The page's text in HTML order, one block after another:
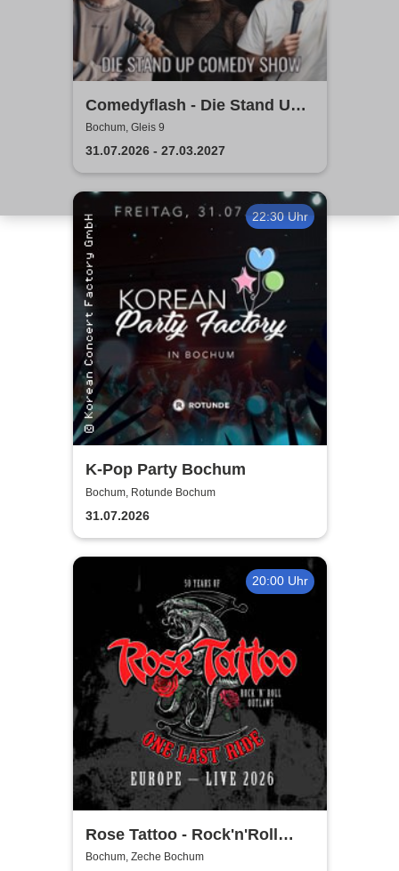
Comedyflash - Die Stand Up
Comedy Show in Bochum
Bochum, Gleis 9
31.07.2026 - 27.03.2027
22:30 Uhr
K-Pop Party Bochum
Bochum, Rotunde Bochum
31.07.2026
20:00 Uhr
Rose Tattoo - Rock'n'Roll
Outlaws – One Last Ride
Bochum, Zeche Bochum